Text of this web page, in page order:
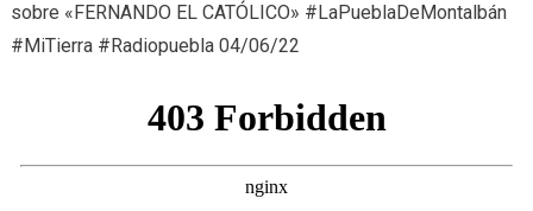
sobre «FERNANDO EL CATÓLICO» #LaPueblaDeMontalbán
#MiTierra #Radiopuebla 04/06/22